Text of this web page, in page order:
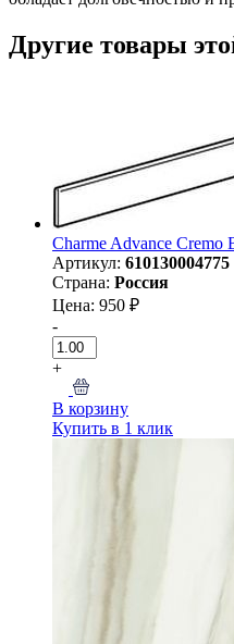
Другие товары
Charme Advance Cremo
Артикул: 610130004775
Страна: Россия
Цена: 950 ₽
-
+
В корзину
Купить в 1 клик